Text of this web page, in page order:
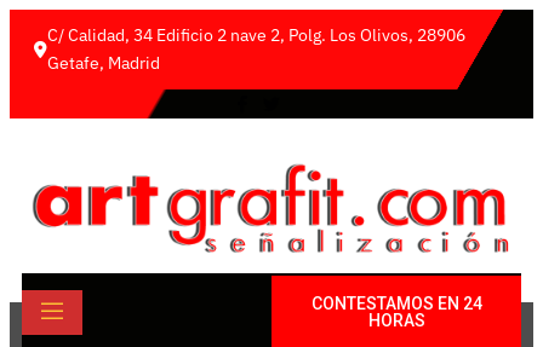
C/ Calidad, 34 Edificio 2 nave 2, Polg. Los Olivos, 28906
Getafe, Madrid
CONTESTAMOS EN 24
HORAS